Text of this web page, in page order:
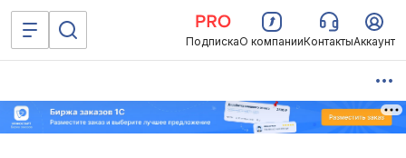
ПодпискаО компанииКонтактыАккаунт